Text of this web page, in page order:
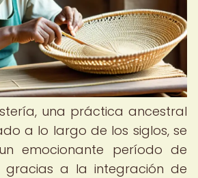
una práctica ancestral
a lo largo de los siglos, se
emocionante período de
gracias a la integración de